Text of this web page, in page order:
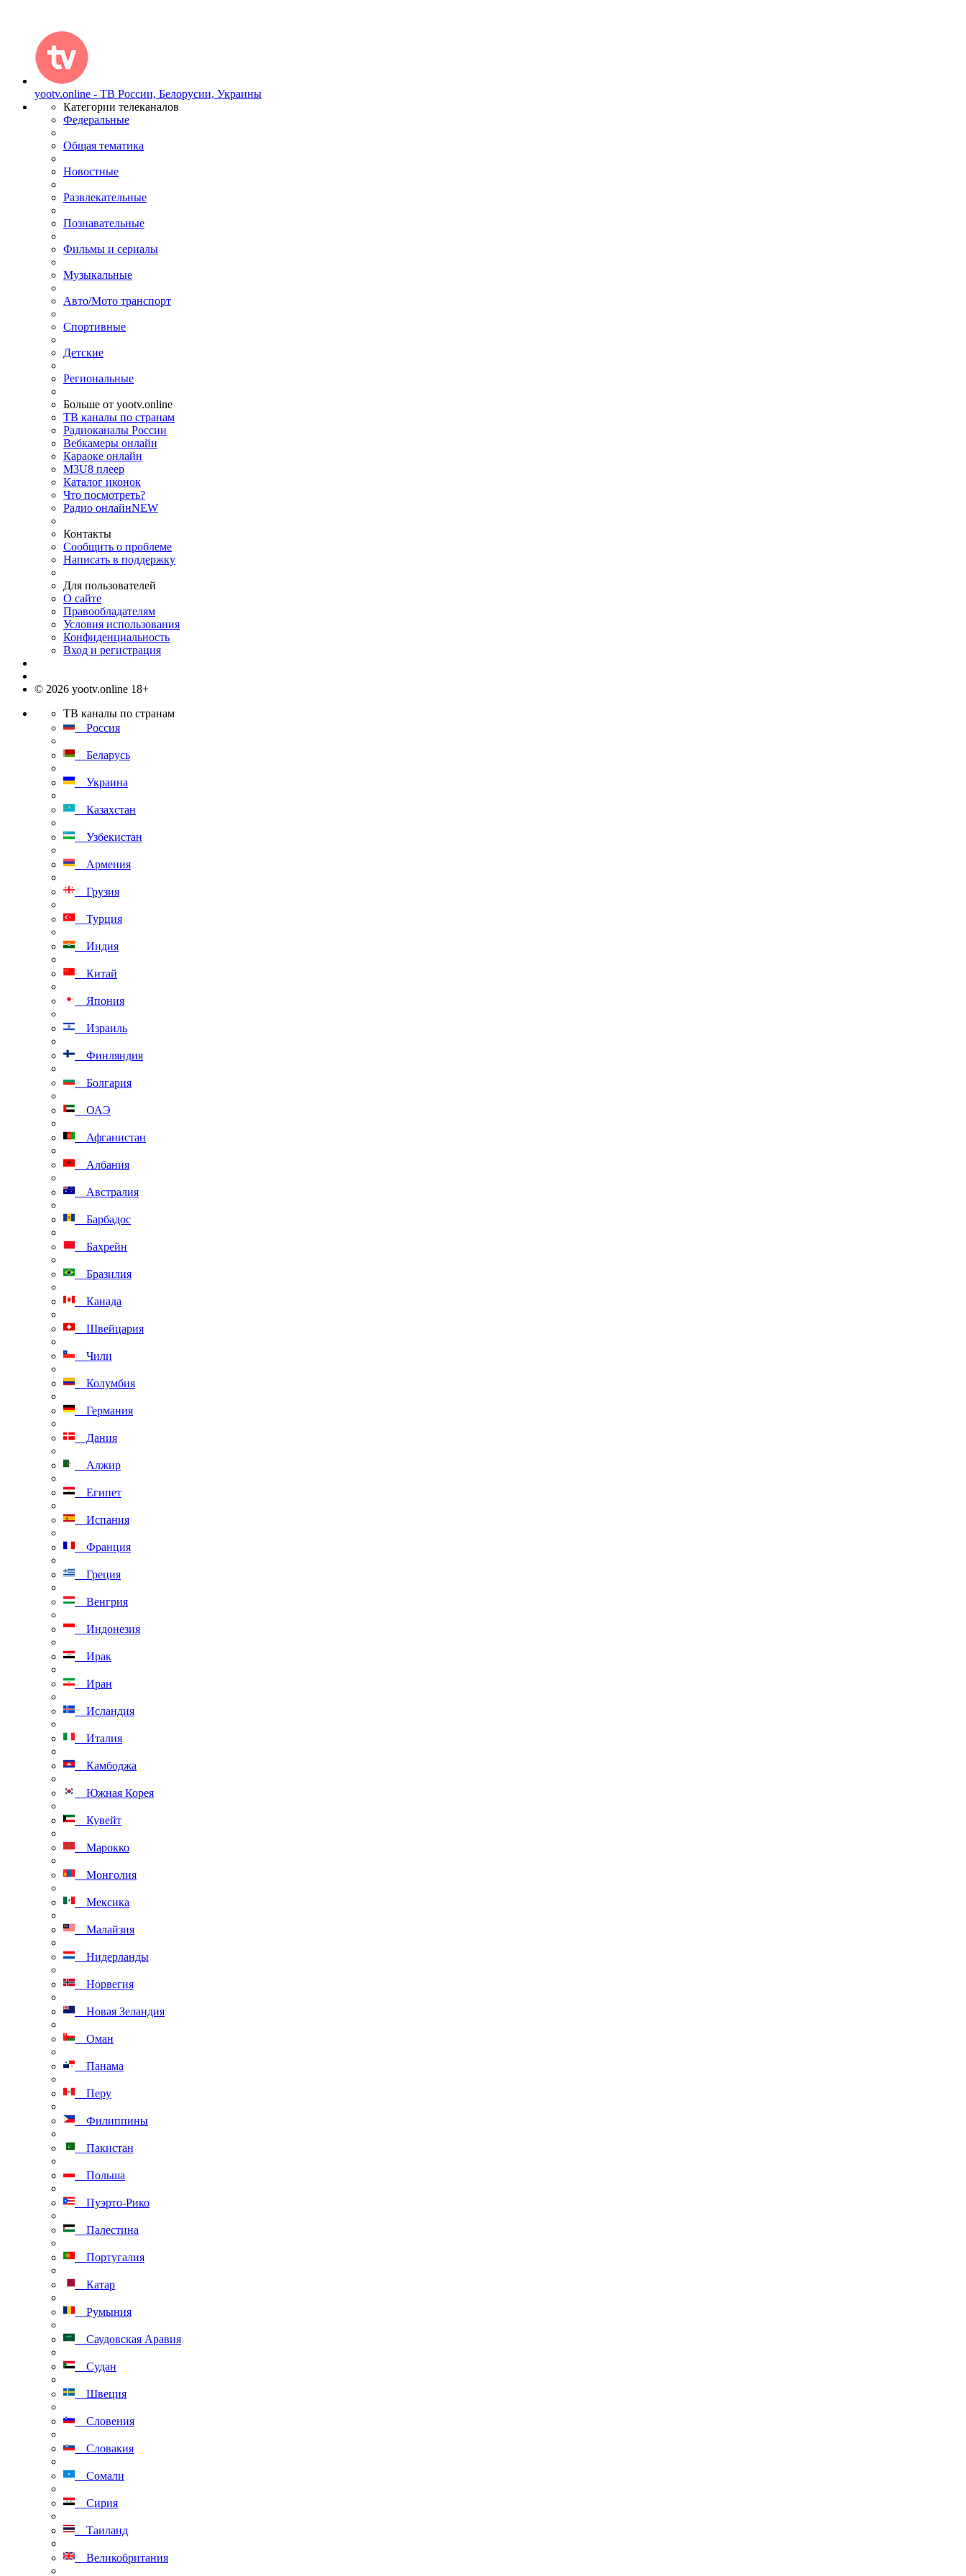
yootv.online - ТВ России, Белорусии, Украины
Категории телеканалов
Федеральные
Общая тематика
Новостные
Развлекательные
Познавательные
Фильмы и сериалы
Музыкальные
Авто/Мото транспорт
Спортивные
Детские
Региональные
Больше от yootv.online
ТВ каналы по странам
Радиоканалы России
Вебкамеры онлайн
Караоке онлайн
M3U8 плеер
Каталог иконок
Что посмотреть?
Радио онлайнNEW
Контакты
Сообщить о проблеме
Написать в поддержку
Для пользователей
О сайте
Правообладателям
Условия использования
Конфиденциальность
Вход и регистрация
© 2026 yootv.online 18+
ТВ каналы по странам
Россия
Беларусь
Украина
Казахстан
Узбекистан
Армения
Грузия
Турция
Индия
Китай
Япония
Израиль
Финляндия
Болгария
ОАЭ
Афганистан
Албания
Австралия
Барбадос
Бахрейн
Бразилия
Канада
Швейцария
Чили
Колумбия
Германия
Дания
Алжир
Египет
Испания
Франция
Греция
Венгрия
Индонезия
Ирак
Иран
Исландия
Италия
Камбоджа
Южная Корея
Кувейт
Марокко
Монголия
Мексика
Малайзия
Нидерланды
Норвегия
Новая Зеландия
Оман
Панама
Перу
Филиппины
Пакистан
Польша
Пуэрто-Рико
Палестина
Португалия
Катар
Румыния
Саудовская Аравия
Судан
Швеция
Словения
Словакия
Сомали
Сирия
Таиланд
Великобритания